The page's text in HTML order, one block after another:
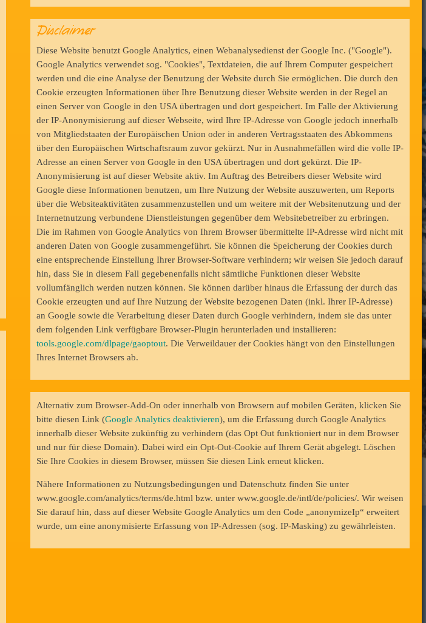
Disclaimer
Diese Website benutzt Google Analytics, einen Webanalysedienst der Google Inc. ("Google").
Google Analytics verwendet sog. "Cookies", Textdateien, die auf Ihrem Computer gespeichert
werden und die eine Analyse der Benutzung der Website durch Sie ermöglichen. Die durch den
Cookie erzeugten Informationen über Ihre Benutzung dieser Website werden in der Regel an
einen Server von Google in den USA übertragen und dort gespeichert. Im Falle der Aktivierung
der IP-Anonymisierung auf dieser Webseite, wird Ihre IP-Adresse von Google jedoch innerhalb
von Mitgliedstaaten der Europäischen Union oder in anderen Vertragsstaaten des Abkommens
über den Europäischen Wirtschaftsraum zuvor gekürzt. Nur in Ausnahmefällen wird die volle IP-
Adresse an einen Server von Google in den USA übertragen und dort gekürzt. Die IP-
Anonymisierung ist auf dieser Website aktiv. Im Auftrag des Betreibers dieser Website wird
Google diese Informationen benutzen, um Ihre Nutzung der Website auszuwerten, um Reports
über die Websiteaktivitäten zusammenzustellen und um weitere mit der Websitenutzung und der
Internetnutzung verbundene Dienstleistungen gegenüber dem Websitebetreiber zu erbringen.
Die im Rahmen von Google Analytics von Ihrem Browser übermittelte IP-Adresse wird nicht mit
anderen Daten von Google zusammengeführt. Sie können die Speicherung der Cookies durch
eine entsprechende Einstellung Ihrer Browser-Software verhindern; wir weisen Sie jedoch darauf
hin, dass Sie in diesem Fall gegebenenfalls nicht sämtliche Funktionen dieser Website
vollumfänglich werden nutzen können. Sie können darüber hinaus die Erfassung der durch das
Cookie erzeugten und auf Ihre Nutzung der Website bezogenen Daten (inkl. Ihrer IP-Adresse)
an Google sowie die Verarbeitung dieser Daten durch Google verhindern, indem sie das unter
dem folgenden Link verfügbare Browser-Plugin herunterladen und installieren:
tools.google.com/dlpage/gaoptout. Die Verweildauer der Cookies hängt von den Einstellungen
Ihres Internet Browsers ab.
Alternativ zum Browser-Add-On oder innerhalb von Browsern auf mobilen Geräten, klicken Sie
bitte diesen Link (Google Analytics deaktivieren), um die Erfassung durch Google Analytics
innerhalb dieser Website zukünftig zu verhindern (das Opt Out funktioniert nur in dem Browser
und nur für diese Domain). Dabei wird ein Opt-Out-Cookie auf Ihrem Gerät abgelegt. Löschen
Sie Ihre Cookies in diesem Browser, müssen Sie diesen Link erneut klicken.
Nähere Informationen zu Nutzungsbedingungen und Datenschutz finden Sie unter
www.google.com/analytics/terms/de.html bzw. unter www.google.de/intl/de/policies/. Wir weisen
Sie darauf hin, dass auf dieser Website Google Analytics um den Code „anonymizeIp“ erweitert
wurde, um eine anonymisierte Erfassung von IP-Adressen (sog. IP-Masking) zu gewährleisten.